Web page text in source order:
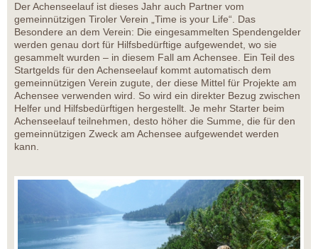
Der Achenseelauf ist dieses Jahr auch Partner vom
gemeinnützigen Tiroler Verein „Time is your Life“. Das
Besondere an dem Verein: Die eingesammelten Spendengelder
werden genau dort für Hilfsbedürftige aufgewendet, wo sie
gesammelt wurden – in diesem Fall am Achensee. Ein Teil des
Startgelds für den Achenseelauf kommt automatisch dem
gemeinnützigen Verein zugute, der diese Mittel für Projekte am
Achensee verwenden wird. So wird ein direkter Bezug zwischen
Helfer und Hilfsbedürftigen hergestellt. Je mehr Starter beim
Achenseelauf teilnehmen, desto höher die Summe, die für den
gemeinnützigen Zweck am Achensee aufgewendet werden
kann.